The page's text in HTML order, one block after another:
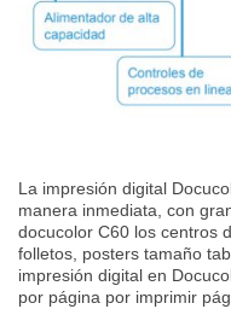
La impresión digital
manera inmediata, con
docucolor C60 los centros
folletos, posters tamaño
impresión digital en
por página por imprimir